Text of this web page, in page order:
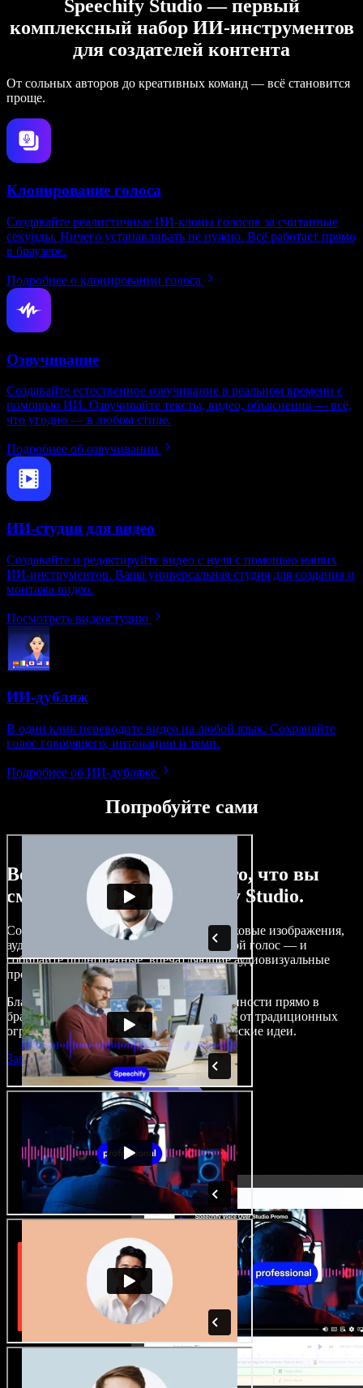
Speechify Studio — первый
комплексный набор ИИ‑инструментов
для создателей контента
От сольных авторов до креативных команд — всё становится
проще.
Клонирование голоса
Создавайте реалистичные ИИ‑клоны голосов за считанные
секунды. Ничего устанавливать не нужно. Всё работает прямо
в браузере.
Подробнее о клонировании голоса
Озвучивание
Создавайте естественное озвучивание в реальном времени с
помощью ИИ. Озвучивайте тексты, видео, объяснения — всё,
что угодно — в любом стиле.
Подробнее об озвучивании
ИИ-студия для видео
Создавайте и редактируйте видео с нуля с помощью наших
ИИ‑инструментов. Ваша универсальная студия для создания и
монтажа видео.
Посмотреть видеостудию
ИИ-дубляж
В один клик переводите видео на любой язык. Сохраняйте
голос говорящего, интонацию и темп.
Подробнее об ИИ‑дубляже
Попробуйте сами
Вот лишь малая часть того, что вы
сможете делать с Speechify Studio.
Создавайте озвучивание, добавляйте стоковые изображения,
аудио и видео без роялти, клонируйте свой голос — и
собирайте полноценные, впечатляющие аудиовизуальные
проекты.
Благодаря низкому порогу входа и доступности прямо в
браузере создатели контента избавляются от традиционных
ограничений и воплощают любые творческие идеи.
Запустить Studio